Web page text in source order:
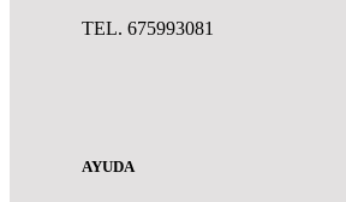
TEL. 675993081
AYUDA